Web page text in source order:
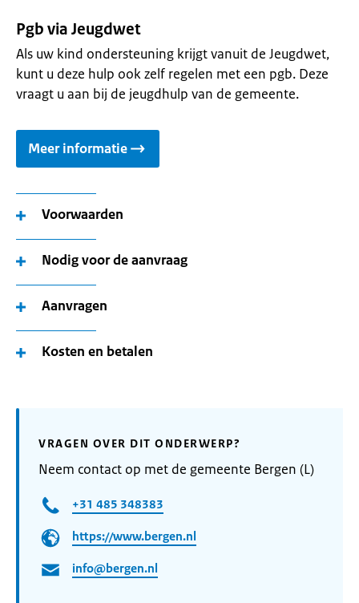
Pgb via Jeugdwet
Als uw kind ondersteuning krijgt vanuit de Jeugdwet,
kunt u deze hulp ook zelf regelen met een pgb. Deze
vraagt u aan bij de jeugdhulp van de gemeente.
Meer informatie
Voorwaarden
Nodig voor de aanvraag
Aanvragen
Kosten en betalen
VRAGEN OVER DIT ONDERWERP?
Neem contact op met de gemeente Bergen (L)
+31 485 348383
https://www.bergen.nl
info@bergen.nl